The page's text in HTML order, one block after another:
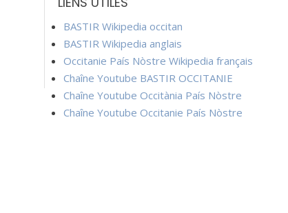
BASTIR Wikipedia occitan
BASTIR Wikipedia anglais
Occitanie País Nòstre Wikipedia français
Chaîne Youtube BASTIR OCCITANIE
Chaîne Youtube Occitània País Nòstre
Chaîne Youtube Occitanie País Nòstre